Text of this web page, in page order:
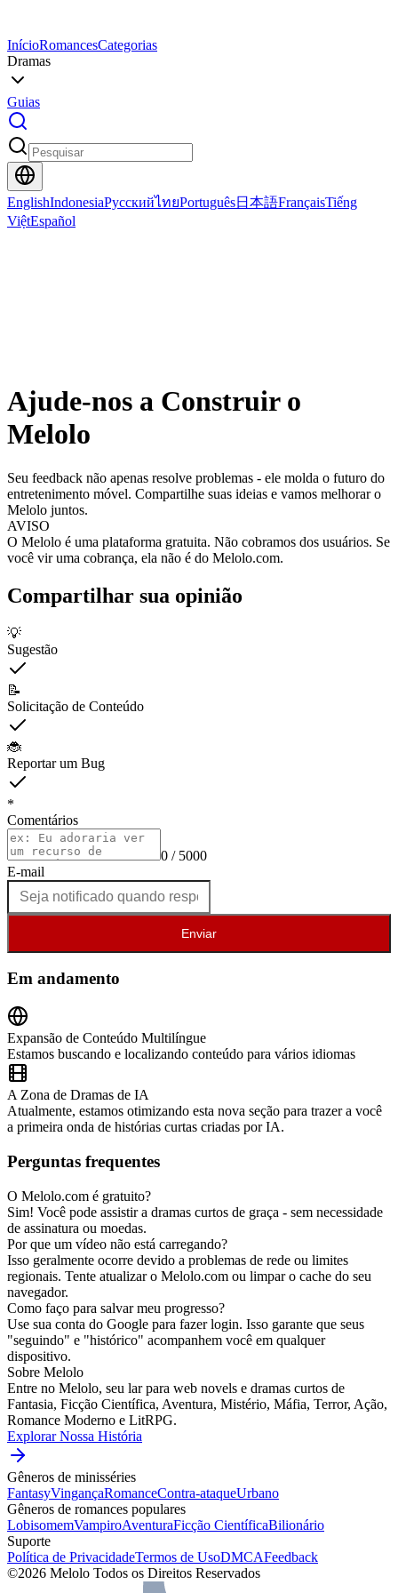
InícioRomancesCategorias
Dramas
Guias
EnglishIndonesiaРусскийไทยPortuguês日本語FrançaisTiếng
ViệtEspañol
Ajude-nos a Construir o
Melolo
Seu feedback não apenas resolve problemas - ele molda o futuro do
entretenimento móvel. Compartilhe suas ideias e vamos melhorar o
Melolo juntos.
AVISO
O Melolo é uma plataforma gratuita. Não cobramos dos usuários. Se
você vir uma cobrança, ela não é do Melolo.com.
Compartilhar sua opinião
💡
Sugestão
📝
Solicitação de Conteúdo
🐞
Reportar um Bug
*
Comentários
0 / 5000
E-mail
Enviar
Em andamento
Expansão de Conteúdo Multilíngue
Estamos buscando e localizando conteúdo para vários idiomas
A Zona de Dramas de IA
Atualmente, estamos otimizando esta nova seção para trazer a você
a primeira onda de histórias curtas criadas por IA.
Perguntas frequentes
O Melolo.com é gratuito?
Sim! Você pode assistir a dramas curtos de graça - sem necessidade
de assinatura ou moedas.
Por que um vídeo não está carregando?
Isso geralmente ocorre devido a problemas de rede ou limites
regionais. Tente atualizar o Melolo.com ou limpar o cache do seu
navegador.
Como faço para salvar meu progresso?
Use sua conta do Google para fazer login. Isso garante que seus
"seguindo" e "histórico" acompanhem você em qualquer
dispositivo.
Sobre Melolo
Entre no Melolo, seu lar para web novels e dramas curtos de
Fantasia, Ficção Científica, Aventura, Mistério, Máfia, Terror, Ação,
Romance Moderno e LitRPG.
Explorar Nossa História
Gêneros de minisséries
FantasyVingançaRomanceContra-ataqueUrbano
Gêneros de romances populares
LobisomemVampiroAventuraFicção CientíficaBilionário
Suporte
Política de PrivacidadeTermos de UsoDMCAFeedback
©2026 Melolo Todos os Direitos Reservados